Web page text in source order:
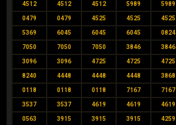
4512 4512 4512 5989 5989
0479 0479 4525 4525 4525
5369 6045 6045 6045 0824
7050 7050 7050 3846 3846
3096 3096 4725 4725 4725
8240 4448 4448 4448 3868
0118 0118 0118 7167 7167
3537 3537 4619 4619 4619
0563 3915 3915 3915 4259